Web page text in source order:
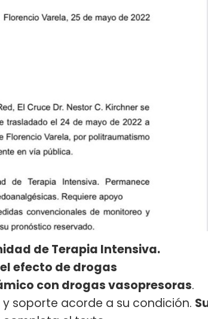
de Terapia Intensiva.
efecto de drogas
con drogas vasopresoras.
soporte acorde a su condición.